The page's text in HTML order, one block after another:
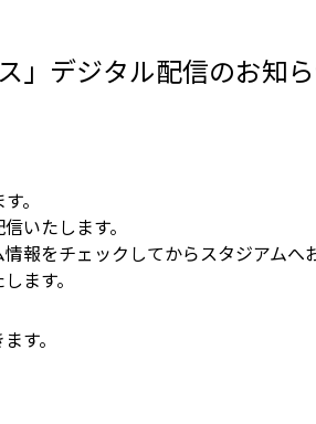
」デジタル配信のお知
。
いたします。
報をチェックしてからスタジアムへ
ます。
す。